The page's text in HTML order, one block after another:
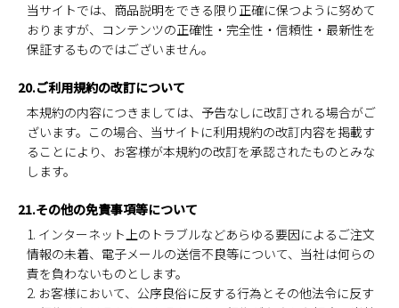
当サイトでは、商品説明をできる限り正確に保つように努めて
おりますが、コンテンツの正確性・完全性・信頼性・最新性を
保証するものではございません。
20.ご利用規約の改訂について
本規約の内容につきましては、予告なしに改訂される場合がご
ざいます。この場合、当サイトに利用規約の改訂内容を掲載す
ることにより、お客様が本規約の改訂を承認されたものとみな
します。
21.その他の免責事項等について
1. インターネット上のトラブルなどあらゆる要因によるご注文
情報の未着、電子メールの送信不良等について、当社は何らの
責を負わないものとします。
2. お客様において、公序良俗に反する行為とその他法令に反す